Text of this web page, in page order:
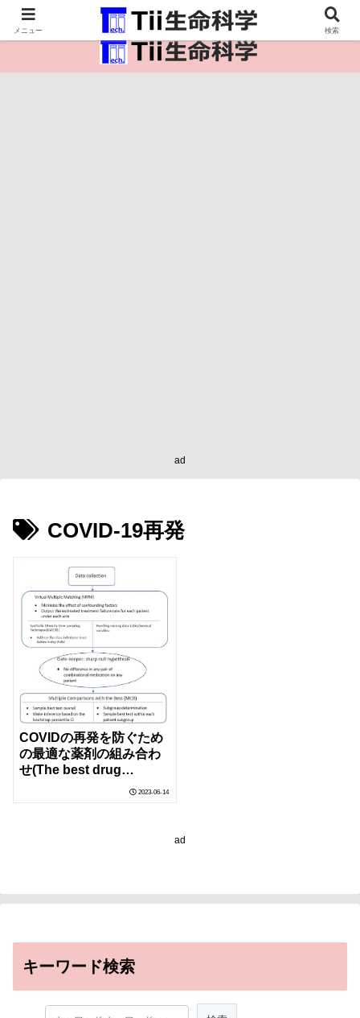
医療保健・生命・生物の情報インフラ。
ad
COVID-19再発
COVIDの再発を防ぐため
の最適な薬剤の組み合わ
せ(The best drug
combos to prevent
COVID recurrence)
2023-06-14
ad
キーワード検索
メニュー 検索